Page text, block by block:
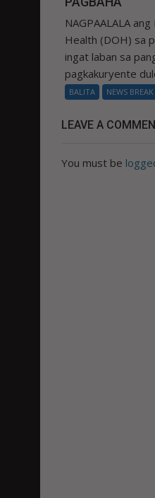
NAGPAALALA
Health (DOH) sa
ingat laban sa
pagkakuryente
BALITA NEWS BREAK
LEAVE A
You must be